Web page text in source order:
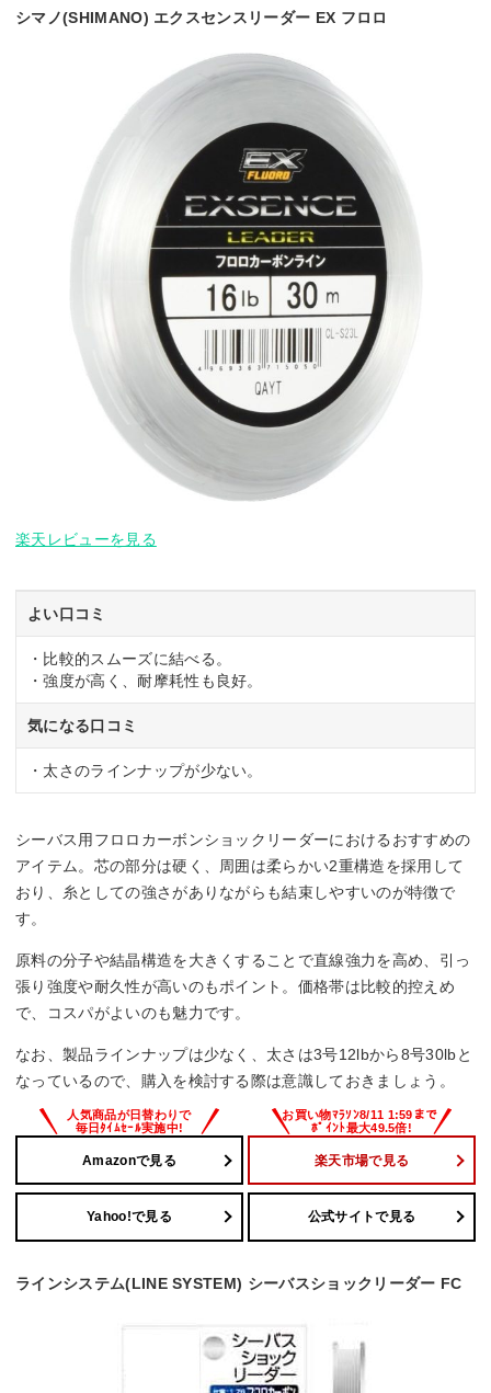
シマノ(SHIMANO) エクスセンスリーダー EX フロロ
楽天レビューを見る
よい口コミ
・比較的スムーズに結べる。
・強度が高く、耐摩耗性も良好。
気になる口コミ
・太さのラインナップが少ない。
シーバス用フロロカーボンショックリーダーにおけるおすすめの
アイテム。芯の部分は硬く、周囲は柔らかい2重構造を採用して
おり、糸としての強さがありながらも結束しやすいのが特徴で
す。
原料の分子や結晶構造を大きくすることで直線強力を高め、引っ
張り強度や耐久性が高いのもポイント。価格帯は比較的控えめ
で、コスパがよいのも魅力です。
なお、製品ラインナップは少なく、太さは3号12lbから8号30lbと
なっているので、購入を検討する際は意識しておきましょう。
Amazonで見る 楽天市場で見る
Yahoo!で見る 公式サイトで見る
ラインシステム(LINE SYSTEM) シーバスショックリーダー FC